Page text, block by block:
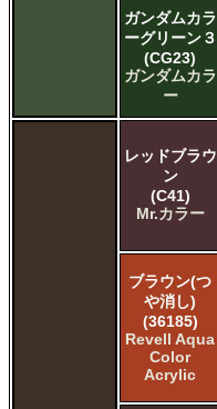
ガンダムカラ
ーグリーン３
(CG23)
ガンダムカラ
ー
レッドブラウ
ン
(C41)
Mr.カラー
ブラウン(つ
や消し)
(36185)
Revell Aqua
Color
Acrylic